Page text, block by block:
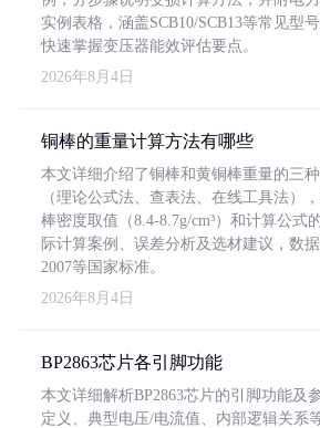
实例表格，涵盖SCB10/SCB13等常见型
快速掌握变压器能效评估要点。
2026年8月4日
铜棒的重量计算方法有哪些
本文详细介绍了铜棒和黄铜棒重量的三
（理论公式法、查表法、在线工具法）
棒密度取值（8.4-8.7g/cm³）和计算公式
际计算案例、误差分析及选材建议，数
2007等国家标准。
2026年8月4日
BP2863芯片各引脚功能
本文详细解析BP2863芯片的引脚功能及
定义、典型电压/电流值、内部逻辑关系